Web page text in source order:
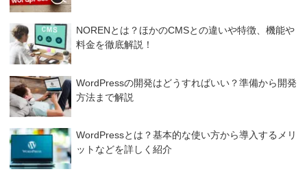
NORENとは？ほかのCMSとの違いや特徴、機能や
料金を徹底解説！
WordPressの開発はどうすればいい？準備から開発
方法まで解説
WordPressとは？基本的な使い方から導入するメリ
ットなどを詳しく紹介